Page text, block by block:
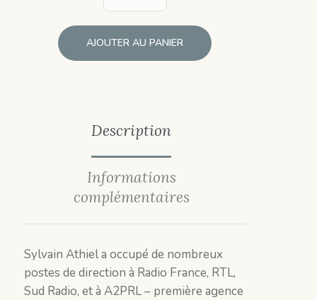
AJOUTER AU PANIER
Description
Informations
complémentaires
Sylvain Athiel a occupé de nombreux
postes de direction à Radio France, RTL,
Sud Radio, et à A2PRL – première agence